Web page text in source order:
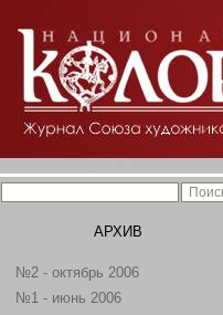
АРХИВ
№2 - октябрь 2006
№1 - июнь 2006